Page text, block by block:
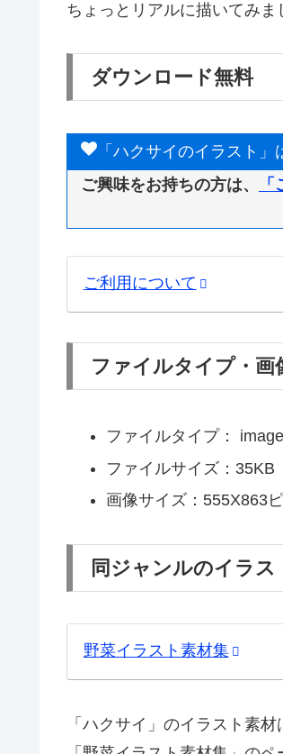
ちょっとリアルに描いてみま
ダウンロード無料
「ハクサイのイラスト」
ご興味をお持ちの方は、
ご利用について
ファイルタイプ・画
ファイルタイプ：
ファイルサイズ：35KB
画像サイズ：555X863
同ジャンルのイラス
野菜イラスト素材集
「ハクサイ」のイラスト素材